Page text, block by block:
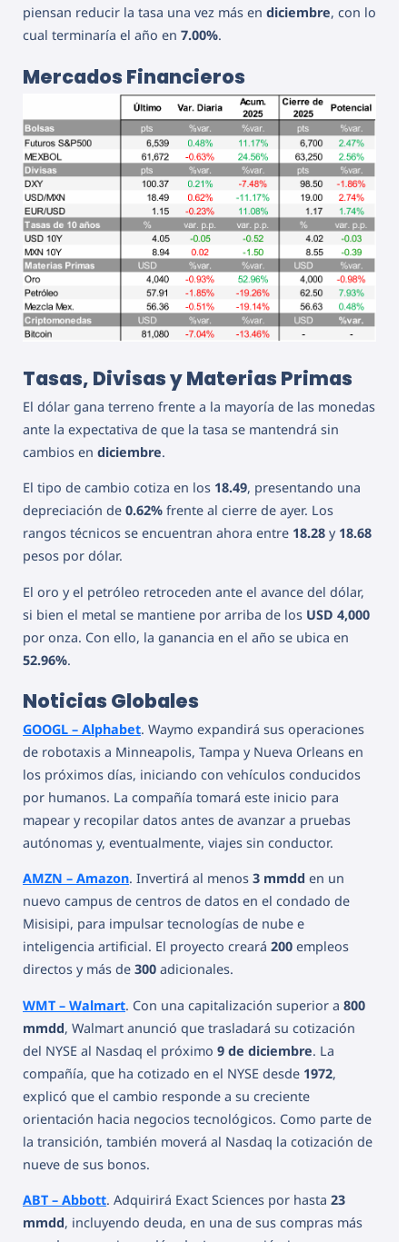
piensan reducir la tasa una vez más en diciembre, con lo
cual terminaría el año en 7.00%.
Mercados Financieros
Tasas, Divisas y Materias Primas
El dólar gana terreno frente a la mayoría de las monedas
ante la expectativa de que la tasa se mantendrá sin
cambios en diciembre.
El tipo de cambio cotiza en los 18.49, presentando una
depreciación de 0.62% frente al cierre de ayer. Los
rangos técnicos se encuentran ahora entre 18.28 y 18.68
pesos por dólar.
El oro y el petróleo retroceden ante el avance del dólar,
si bien el metal se mantiene por arriba de los USD 4,000
por onza. Con ello, la ganancia en el año se ubica en
52.96%.
Noticias Globales
GOOGL – Alphabet. Waymo expandirá sus operaciones
de robotaxis a Minneapolis, Tampa y Nueva Orleans en
los próximos días, iniciando con vehículos conducidos
por humanos. La compañía tomará este inicio para
mapear y recopilar datos antes de avanzar a pruebas
autónomas y, eventualmente, viajes sin conductor.
AMZN – Amazon. Invertirá al menos 3 mmdd en un
nuevo campus de centros de datos en el condado de
Misisipi, para impulsar tecnologías de nube e
inteligencia artificial. El proyecto creará 200 empleos
directos y más de 300 adicionales.
WMT – Walmart. Con una capitalización superior a 800
mmdd, Walmart anunció que trasladará su cotización
del NYSE al Nasdaq el próximo 9 de diciembre. La
compañía, que ha cotizado en el NYSE desde 1972,
explicó que el cambio responde a su creciente
orientación hacia negocios tecnológicos. Como parte de
la transición, también moverá al Nasdaq la cotización de
nueve de sus bonos.
ABT – Abbott. Adquirirá Exact Sciences por hasta 23
mmdd, incluyendo deuda, en una de sus compras más